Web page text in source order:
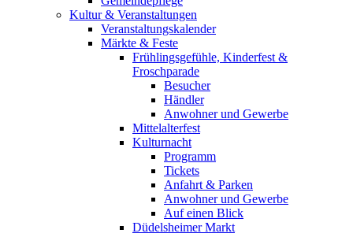
Kultur & Veranstaltungen
Veranstaltungskalender
Märkte & Feste
Frühlingsgefühle, Kinderfest &
Froschparade
Besucher
Händler
Anwohner und Gewerbe
Mittelalterfest
Kulturnacht
Programm
Tickets
Anfahrt & Parken
Anwohner und Gewerbe
Auf einen Blick
Düdelsheimer Markt